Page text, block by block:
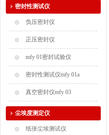
密封性测试仪
负压密封仪
正压密封仪
mfy 01密封试验仪
密封性测试仪mfy 01a
真空密封仪mfy 03
尘埃度测定仪
纸张尘埃测试仪